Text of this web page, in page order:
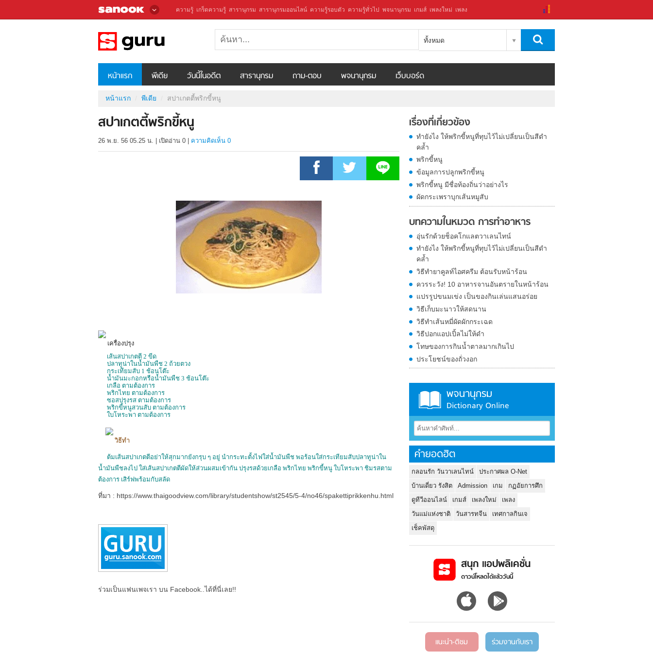
ความรู้ เกร็ดความรู้ สารานุกรม สารานุกรมออนไลน์ ความรู้รอบตัว ความรู้ทั่วไป พจนานุกรม เกมส์ เพลงใหม่ เพลง
ทั้งหมด
หน้าแรก พีเดีย วันนี้ในอดีต สารานุกรม ถาม-ตอบ พจนานุกรม เว็บบอร์ด
หน้าแรก พีเดีย สปาเกตตี้พริกขี้หนู
สปาเกตตี้พริกขี้หนู
26 พ.ย. 56 05.25 น. เปิดอ่าน 0 ความคิดเห็น 0
เครื่องปรุง
เส้นสปาเกตตี 2 ขีด
ปลาทูน่าในน้ำมันพืช 2 ถ้วยตวง
กระเทียมสับ 1 ช้อนโต๊ะ
น้ำมันมะกอกหรือน้ำมันพืช 3 ช้อนโต๊ะ
เกลือ ตามต้องการ
พริกไทย ตามต้องการ
ซอสปรุงรส ตามต้องการ
พริกขี้หนูสวนสับ ตามต้องการ
ใบโหระพา ตามต้องการ
วิธีทำ
ต้มเส้นสปาเกตตีอย่าให้สุกมากยังกรุบ ๆ อยู่ นำกระทะตั้งไฟใส่น้ำมันพืช พอร้อนใส่กระเทียมสับปลาทูน่าใน
น้ำมันพืชลงไป ใส่เส้นสปาเกตตีผัดให้ส่วนผสมเข้ากัน ปรุงรสด้วยเกลือ พริกไทย พริกขี้หนู ใบโหระพา ชิมรสตาม
ต้องการ เสิร์ฟพร้อมกับสลัด
ที่มา : https://www.thaigoodview.com/library/studentshow/st2545/5-4/no46/spakettiprikkenhu.html
ร่วมเป็นแฟนเพจเรา บน Facebook..ได้ที่นี่เลย!!
เรื่องที่เกี่ยวข้อง
ทำยังไง ให้พริกขี้หนูที่ทุบไว้ไม่เปลี่ยนเป็นสีดำ
คล้ำ
พริกขี้หนู
ข้อมูลการปลูกพริกขี้หนู
พริกขี้หนู มีชื่อท้องถิ่นว่าอย่างไร
ผัดกระเพราบุกเส้นหมูสับ
บทความในหมวด การทำอาหาร
อุ่นรักด้วยช็อคโกแลตวาเลนไทน์
ทำยังไง ให้พริกขี้หนูที่ทุบไว้ไม่เปลี่ยนเป็นสีดำ
คล้ำ
วิธีทำยาคูลท์ไอศครีม ต้อนรับหน้าร้อน
ควรระวัง! 10 อาหารจานอันตรายในหน้าร้อน
แปรรูปขนมเข่ง เป็นของกินเล่นแสนอร่อย
วิธีเก็บมะนาวให้สดนาน
วิธีทำเส้นหมี่ผัดผักกระเฉด
วิธีปอกแอปเปิ้ลไม่ให้ดำ
โทษของการกินน้ำตาลมากเกินไป
ประโยชน์ของถั่วงอก
พจนานุกรม
Dictionary Online
คำยอดฮิต
กลอนรัก วันวาเลนไทน์
ประกาศผล O-Net
บ้านเดี่ยว รังสิต
Admission เกม
กฏอัยการศึก
ดูทีวีออนไลน์
เกมส์ เพลงใหม่
เพลง
วันแม่แห่งชาติ
วันสารทจีน
เทศกาลกินเจ
เช็คพัสดุ
สนุก แอปพลิเคชั่น
ดาวน์โหลดได้แล้ววันนี้
แนะนำ-ติชม ร่วมงานกับเรา